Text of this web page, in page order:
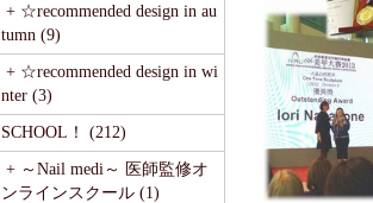
+ ☆recommended design in au
tumn (9)
+ ☆recommended design in wi
nter (3)
SCHOOL！ (212)
+ ～Nail medi～ 医師監修オ
ンラインスクール (1)